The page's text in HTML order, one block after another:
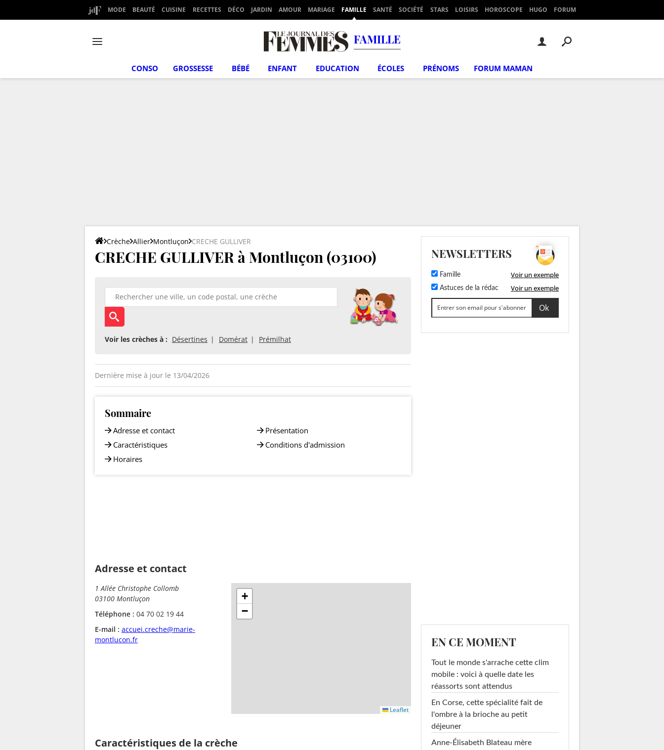
MODE BEAUTÉ CUISINE RECETTES DÉCO JARDIN AMOUR MARIAGE FAMILLE SANTÉ SOCIÉTÉ STARS LOISIRS HOROSCOPE HUGO FORUM
FAMILLE
CONSO GROSSESSE BÉBÉ ENFANT EDUCATION ÉCOLES PRÉNOMS FORUM MAMAN
Crèche Allier Montluçon CRECHE GULLIVER
CRECHE GULLIVER à Montluçon (03100)
Voir les crèches à : Désertines Domérat Prémilhat
Dernière mise à jour le 13/04/2026
Sommaire
Adresse et contact
Caractéristiques
Horaires
Présentation
Conditions d'admission
Adresse et contact
1 Allée Christophe Collomb
03100 Montluçon
Téléphone : 04 70 02 19 44
E-mail : accuei.creche@marie-
montlucon.fr
+
−
Leaflet
Caractéristiques de la crèche
NEWSLETTERS
Famille Voir un exemple
Astuces de la rédac Voir un exemple
EN CE MOMENT
Tout le monde s'arrache cette clim
mobile : voici à quelle date les
réassorts sont attendus
En Corse, cette spécialité fait de
l'ombre à la brioche au petit
déjeuner
Anne-Élisabeth Blateau mère